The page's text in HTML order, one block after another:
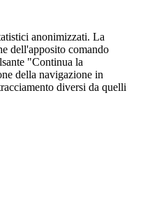
anonimizzati. La
dell'apposito comando
"Continua la
della navigazione in
diversi da quelli